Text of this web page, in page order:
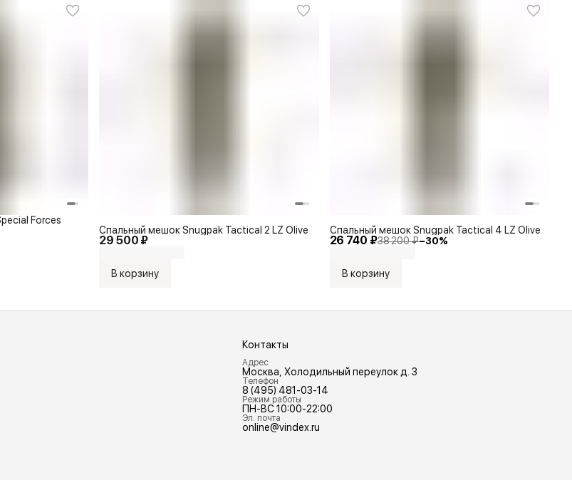
Forces
29 500 ₽
Спальный мешок Snugpak Tactical 2 LZ Olive
В корзину
26 740 ₽38 200 ₽−30%
Спальный мешок Snugpak Tactical 4 LZ Olive
В корзину
Контакты
Адрес
Москва, Холодильный переулок д. 3
Телефон
8 (495) 481-03-14
Режим работы
ПН-ВС 10:00-22:00
Эл. почта
online@vindex.ru